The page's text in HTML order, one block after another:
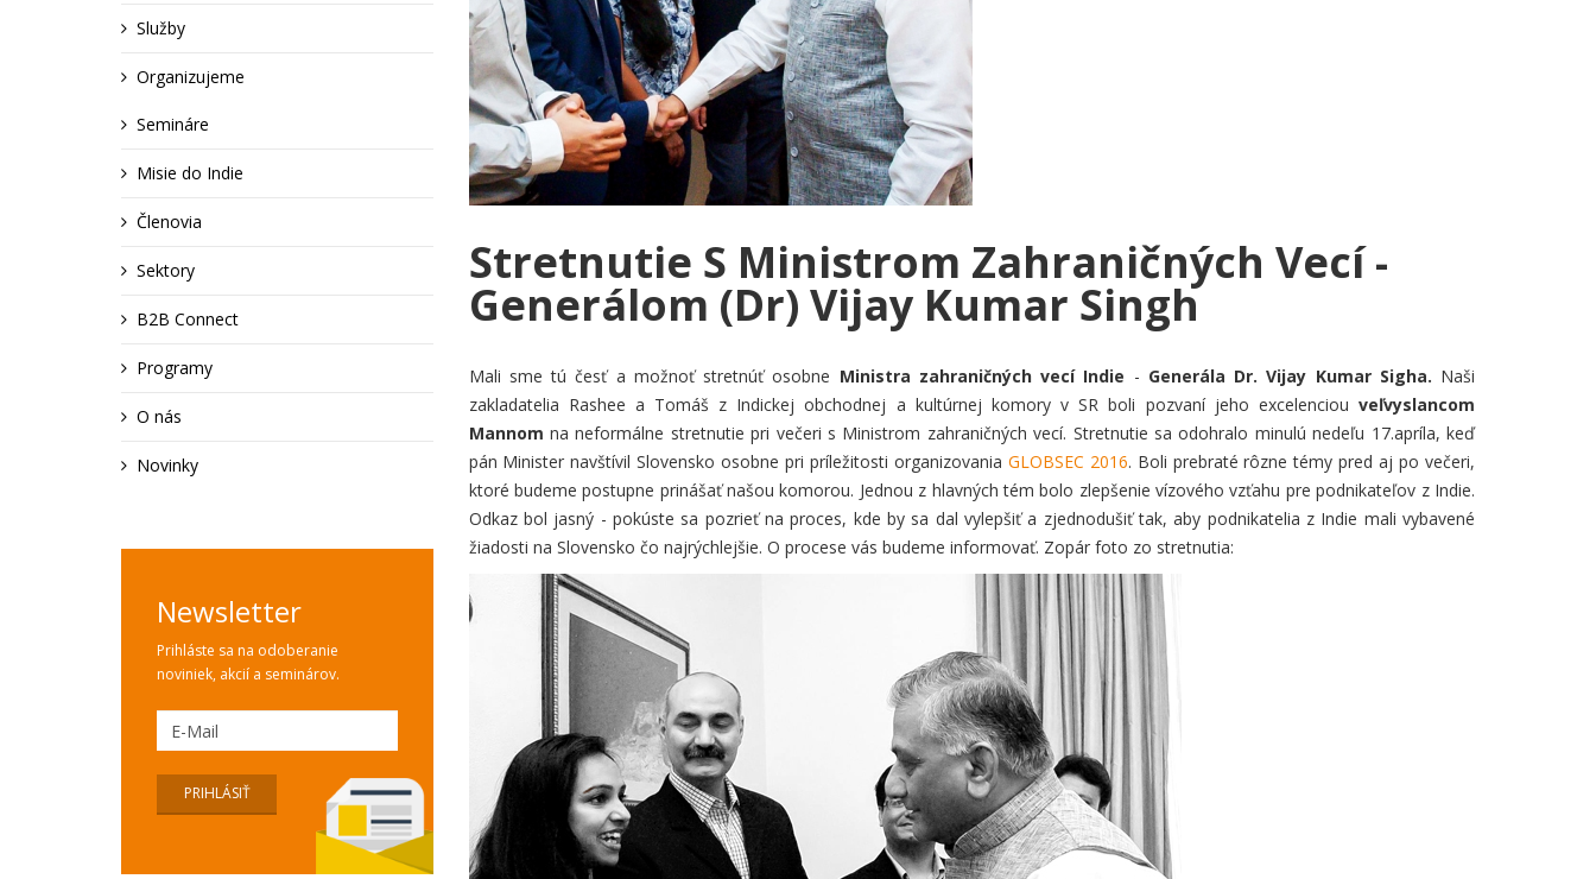
Služby
Organizujeme
Semináre
Misie do Indie
Členovia
Sektory
B2B Connect
Programy
O nás
Novinky
Newsletter
Prihláste sa na odoberanie
noviniek, akcií a seminárov.
Stretnutie S Ministrom Zahraničných Vecí -
Generálom (Dr) Vijay Kumar Singh
Mali sme tú česť a možnoť stretnúť osobne Ministra zahraničných vecí Indie - Generála Dr. Vijay Kumar Sigha. Naši
zakladatelia Rashee a Tomáš z Indickej obchodnej a kultúrnej komory v SR boli pozvaní jeho excelenciou veľvyslancom
Mannom na neformálne stretnutie pri večeri s Ministrom zahraničných vecí. Stretnutie sa odohralo minulú nedeľu 17.apríla, keď
pán Minister navštívil Slovensko osobne pri príležitosti organizovania GLOBSEC 2016. Boli prebraté rôzne témy pred aj po večeri,
ktoré budeme postupne prinášať našou komorou. Jednou z hlavných tém bolo zlepšenie vízového vzťahu pre podnikateľov z Indie.
Odkaz bol jasný - pokúste sa pozrieť na proces, kde by sa dal vylepšiť a zjednodušiť tak, aby podnikatelia z Indie mali vybavené
žiadosti na Slovensko čo najrýchlejšie. O procese vás budeme informovať. Zopár foto zo stretnutia: